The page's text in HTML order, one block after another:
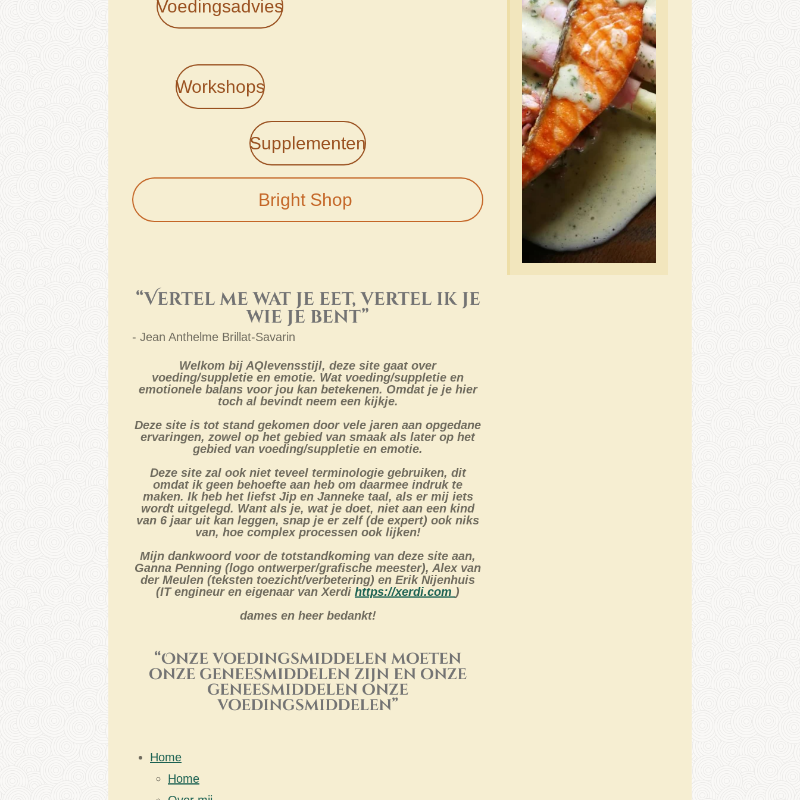
Voedingsadvies
Workshops
Supplementen
Bright Shop
“Vertel me wat je eet, vertel ik je
wie je bent”
- Jean Anthelme Brillat-Savarin
Welkom bij AQlevensstijl, deze site gaat over
voeding/suppletie en emotie. Wat voeding/suppletie en
emotionele balans voor jou kan betekenen. Omdat je je hier
toch al bevindt neem een kijkje.
Deze site is tot stand gekomen door vele jaren aan opgedane
ervaringen, zowel op het gebied van smaak als later op het
gebied van voeding/suppletie en emotie.
Deze site zal ook niet teveel terminologie gebruiken, dit
omdat ik geen behoefte aan heb om daarmee indruk te
maken. Ik heb het liefst Jip en Janneke taal, als er mij iets
wordt uitgelegd. Want als je, wat je doet, niet aan een kind
van 6 jaar uit kan leggen, snap je er zelf (de expert) ook niks
van, hoe complex processen ook lijken!
Mijn dankwoord voor de totstandkoming van deze site aan,
Ganna Penning (logo ontwerper/grafische meester), Alex van
der Meulen (teksten toezicht/verbetering) en Erik Nijenhuis
(IT engineur en eigenaar van Xerdi https://xerdi.com )
dames en heer bedankt!
“Onze voedingsmiddelen moeten
onze geneesmiddelen zijn en onze
geneesmiddelen onze
voedingsmiddelen”
Home
Home